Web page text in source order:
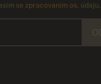
se zpracovaním os. údaju.